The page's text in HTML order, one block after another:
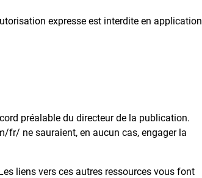
expresse est interdite en application
préalable du directeur de la publication.
fr/ ne sauraient, en aucun cas, engager la
liens vers ces autres ressources vous font